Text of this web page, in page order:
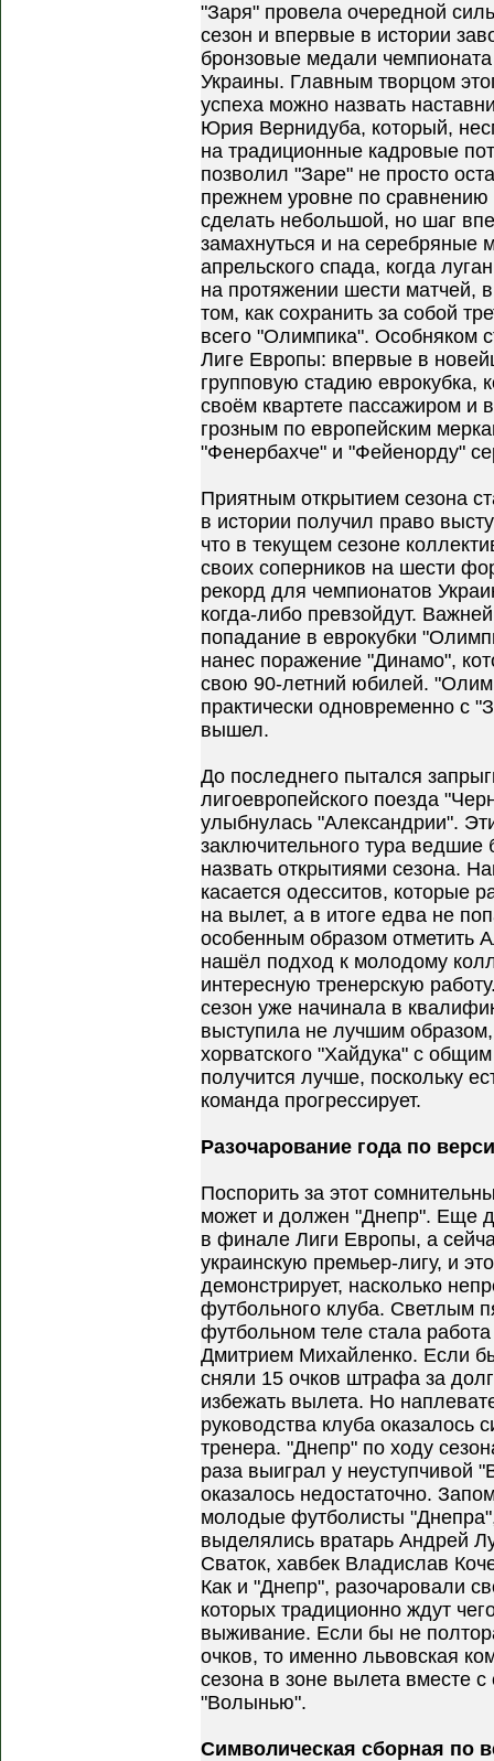
"Заря" провела очередной
сезон и впервые в истории
бронзовые медали чемпионата
Украины. Главным творцом
успеха можно назвать
Юрия Вернидуба, который,
на традиционные кадровые
позволил "Заре" не просто
прежнем уровне по
сделать небольшой, но шаг
замахнуться и на серебряные
апрельского спада, когда
на протяжении шести матчей,
том, как сохранить за собой
всего "Олимпика". Особняком
Лиге Европы: впервые в
групповую стадию еврокубка,
своём квартете пассажиром и
грозным по европейским
"Фенербахче" и "Фейенорду"
Приятным открытием сезона
в истории получил право
что в текущем сезоне
своих соперников на шести
рекорд для чемпионатов
когда-либо превзойдут.
попадание в еврокубки
нанес поражение "Динамо",
свою 90-летний юбилей.
практически одновременно с
вышел.
До последнего пытался
лигоевропейского поезда
улыбнулась "Александрии".
заключительного тура ведшие
назвать открытиями сезона.
касается одесситов, которые
на вылет, а в итоге едва не
особенным образом отметить
нашёл подход к молодому
интересную тренерскую
сезон уже начинала в
выступила не лучшим
хорватского "Хайдука" с
получится лучше, поскольку
команда прогрессирует.
Разочарование года по
Поспорить за этот
может и должен "Днепр". Еще
в финале Лиги Европы, а
украинскую премьер-лигу, и
демонстрирует, насколько
футбольного клуба. Светлым
футбольном теле стала
Дмитрием Михайленко. Если
сняли 15 очков штрафа за
избежать вылета. Но
руководства клуба оказалось
тренера. "Днепр" по ходу
раза выиграл у неуступчивой
оказалось недостаточно.
молодые футболисты
выделялись вратарь Андрей
Сваток, хавбек Владислав
Как и "Днепр", разочаровали
которых традиционно ждут
выживание. Если бы не
очков, то именно львовская
сезона в зоне вылета вместе
"Волынью".
Символическая сборная по